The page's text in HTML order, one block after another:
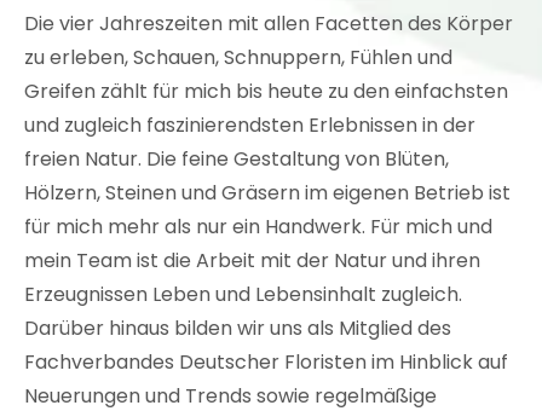
Die vier Jahreszeiten mit allen Facetten des Körper
zu erleben, Schauen, Schnuppern, Fühlen und
Greifen zählt für mich bis heute zu den einfachsten
und zugleich faszinierendsten Erlebnissen in der
freien Natur. Die feine Gestaltung von Blüten,
Hölzern, Steinen und Gräsern im eigenen Betrieb ist
für mich mehr als nur ein Handwerk. Für mich und
mein Team ist die Arbeit mit der Natur und ihren
Erzeugnissen Leben und Lebensinhalt zugleich.
Darüber hinaus bilden wir uns als Mitglied des
Fachverbandes Deutscher Floristen im Hinblick auf
Neuerungen und Trends sowie regelmäßige